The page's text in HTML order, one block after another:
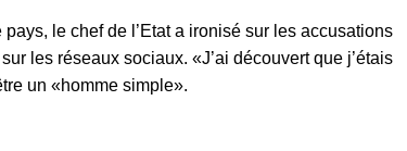
le chef de l’Etat a ironisé sur les accusations
les réseaux sociaux. «J’ai découvert que j’étais
un «homme simple».